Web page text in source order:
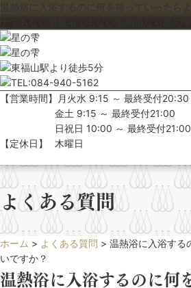
【営業時間】
月火水 9:15 ～ 最終受付20:30
金土 9:15 ～ 最終受付21:00
日祝日 10:00 ～ 最終受付21:00
【定休日】
木曜日
よくある質問
ホーム > よくある質問 > 温熱浴に入浴する
いですか？
温熱浴に入浴するのに何